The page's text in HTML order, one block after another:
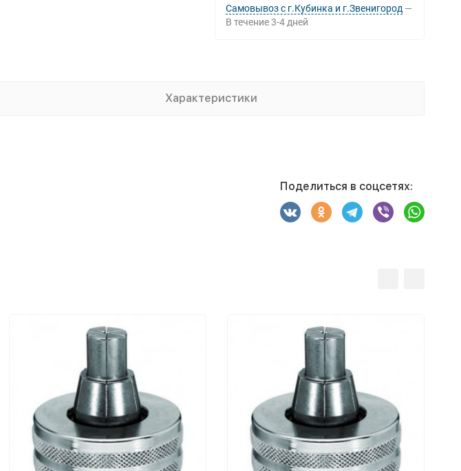
Самовывоз с г.Кубинка и г.Звенигород
В течение 3-4 дней
Характеристики
Поделиться в соцсетях: